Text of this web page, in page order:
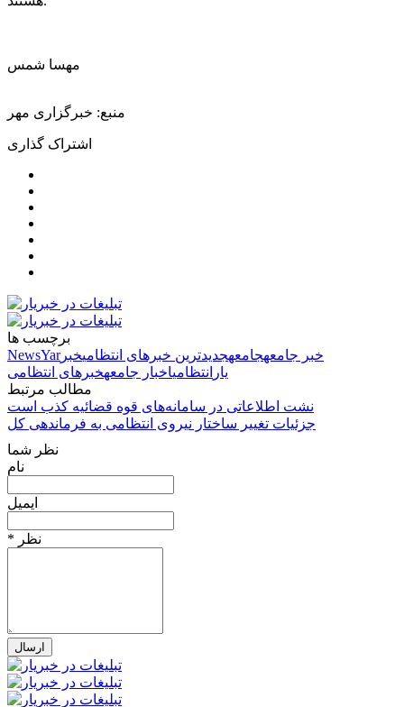
مهسا شمس
منبع: خبرگزاری مهر
اشتراک گذاری
برچسب ها
NewsYar
خبر جامعهجامعهجدیدترین خبرهای انتظامیخبر
یار انتظامیاخبار جامعهخبرهای انتظامی
مطالب مرتبط
نشت اطلاعاتی در سامانه‌های قوه قضائیه کذب است
جزئیات تغییر ساختار نیروی انتظامی به فرماندهی کل
نظر شما
نام
ایمیل
* نظر